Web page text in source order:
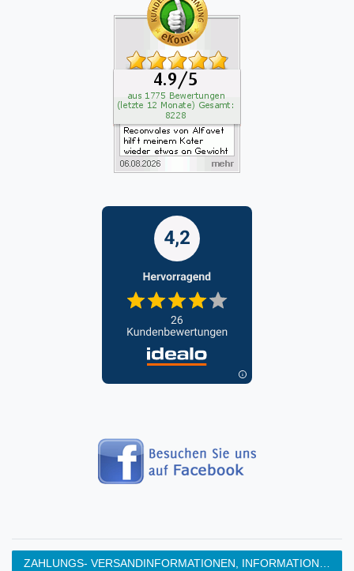
ZAHLUNGS- VERSANDINFORMATIONEN, INFORMATION ZUR BATTERIEENTSORGUNG und Barrierefreiheitserklärung